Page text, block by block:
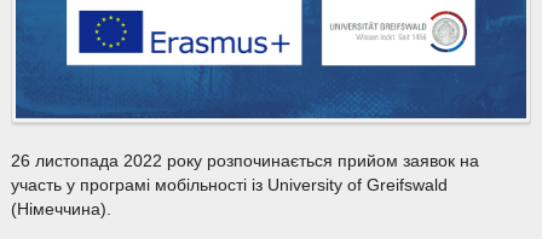
26 листопада 2022 року розпочинається прийом заявок на
участь у програмі мобільності із University of Greifswald
(Німеччина).